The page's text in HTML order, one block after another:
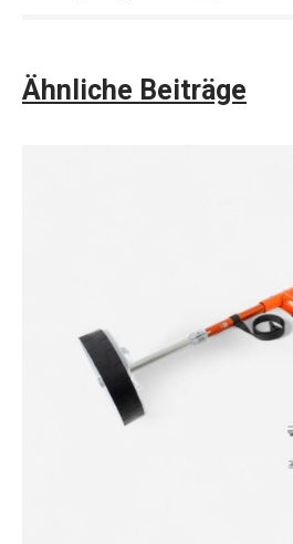
Ähnliche Beiträge